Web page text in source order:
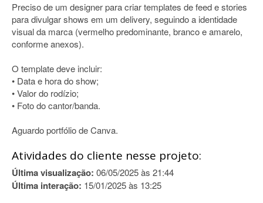
Preciso de um designer para criar templates de feed e stories
para divulgar shows em um delivery, seguindo a identidade
visual da marca (vermelho predominante, branco e amarelo,
conforme anexos).
O template deve incluir:
• Data e hora do show;
• Valor do rodízio;
• Foto do cantor/banda.
Aguardo portfólio de Canva.
Atividades do cliente nesse projeto:
Última visualização: 06/05/2025 às 21:44
Última interação: 15/01/2025 às 13:25